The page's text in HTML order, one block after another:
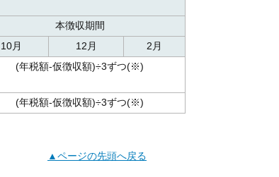
本徴収期間
10月 12月
2月
(年税額-仮徴収額)÷3ずつ(※)
(年税額-仮徴収額)÷3ずつ(※)
▲ページの先頭へ戻る